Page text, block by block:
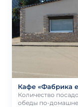
Кафе «Фабрика
Количество
обеды по-